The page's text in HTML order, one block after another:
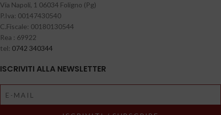
Via Napoli, 1 06034 Foligno (Pg)
P.Iva: 00147430540
C.Fiscale: 00180130544
Rea : 69922
tel: 0742 340344
ISCRIVITI ALLA NEWSLETTER